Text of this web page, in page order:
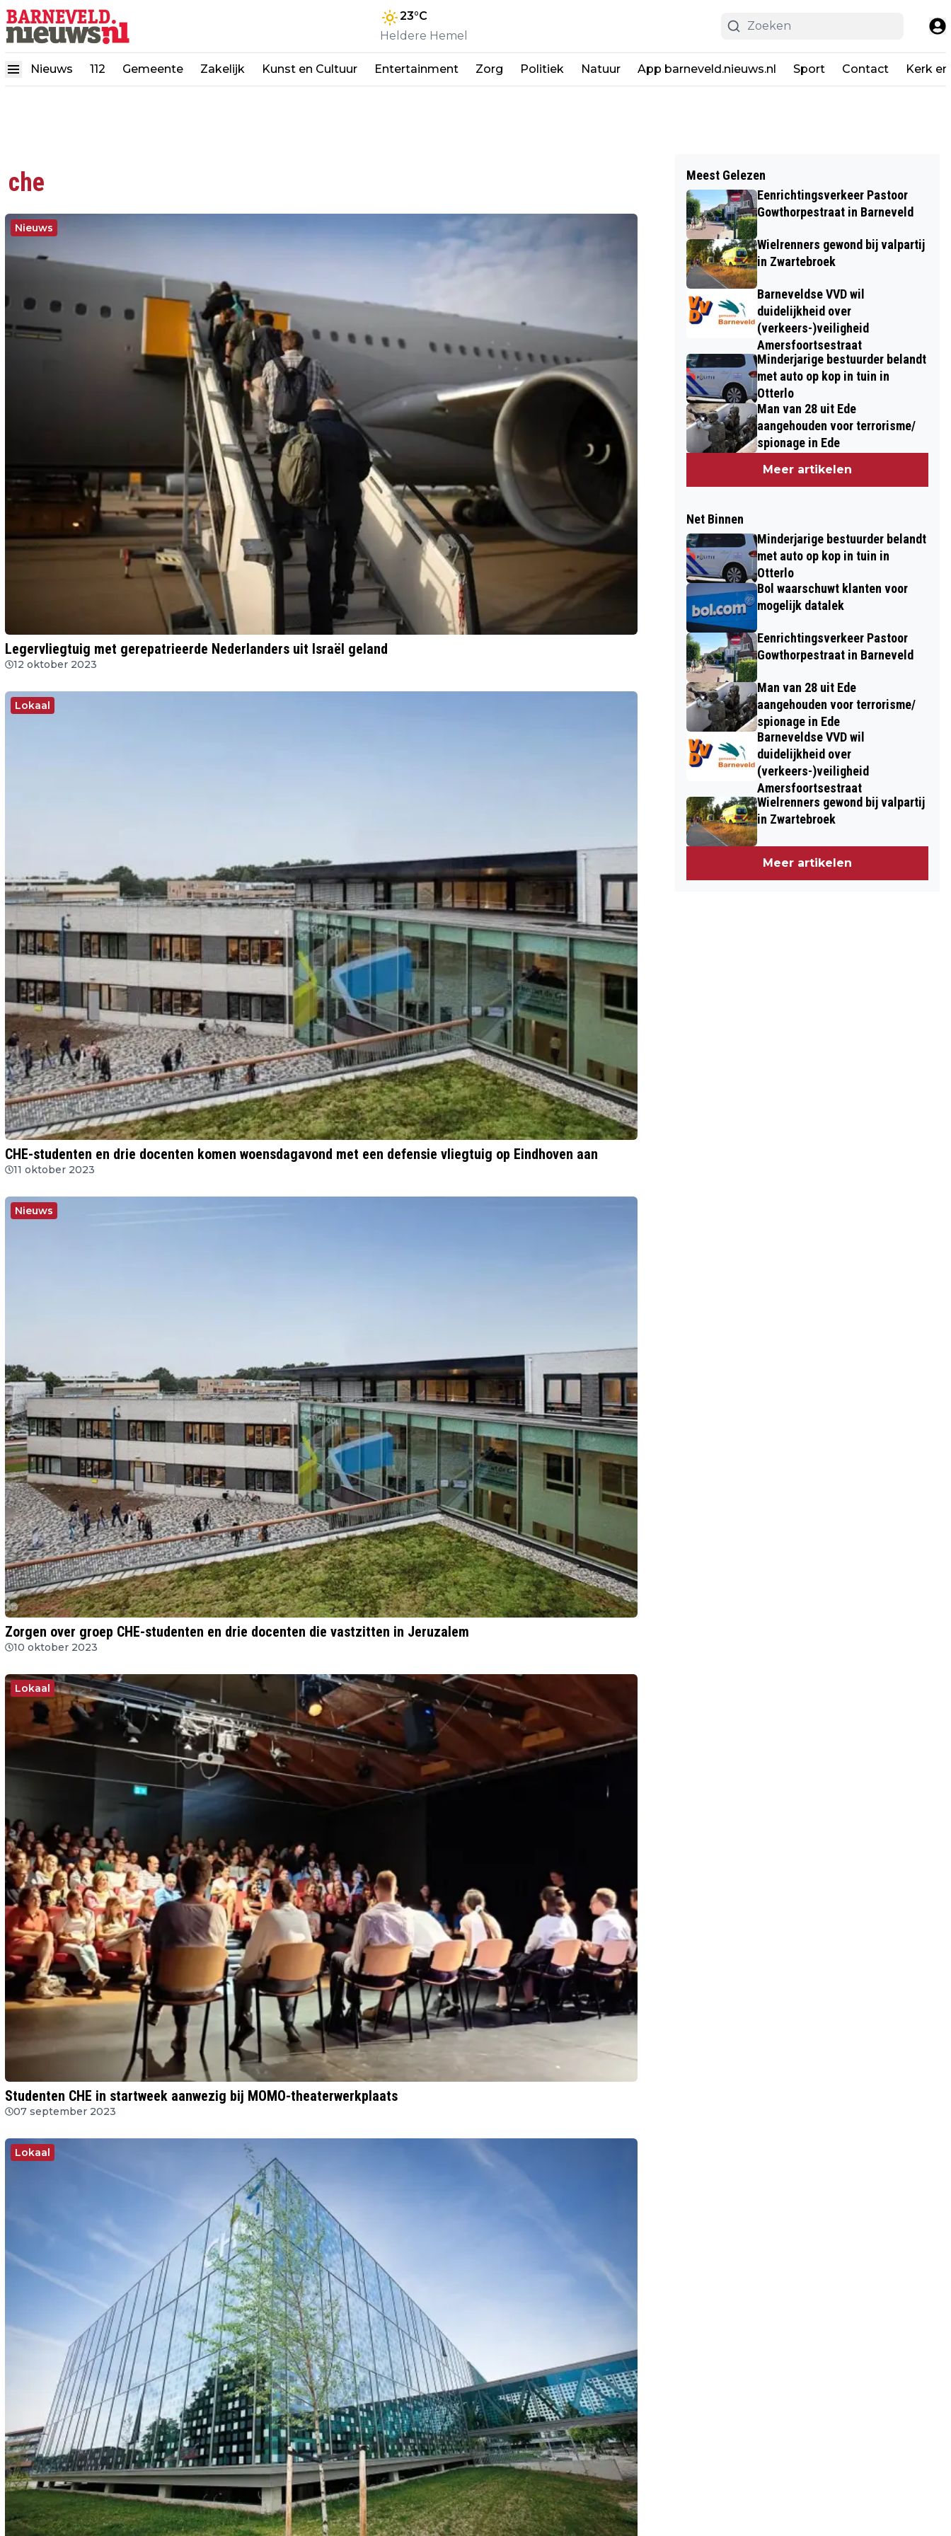
23°C
Heldere Hemel
Nieuws 112 Gemeente Zakelijk Kunst en Cultuur Entertainment Zorg Politiek Natuur App barneveld.nieuws.nl Sport Contact Kerk
che
Nieuws
Legervliegtuig met gerepatrieerde Nederlanders uit Israël geland
12 oktober 2023
Lokaal
CHE-studenten en drie docenten komen woensdagavond met een defensie vliegtuig op Eindhoven aan
11 oktober 2023
Nieuws
Zorgen over groep CHE-studenten en drie docenten die vastzitten in Jeruzalem
10 oktober 2023
Lokaal
Studenten CHE in startweek aanwezig bij MOMO-theaterwerkplaats
07 september 2023
Lokaal
Meest Gelezen
Eenrichtingsverkeer Pastoor
Gowthorpestraat in Barneveld
Wielrenners gewond bij valpartij
in Zwartebroek
Barneveldse VVD wil
duidelijkheid over
(verkeers-)veiligheid
Amersfoortsestraat
Minderjarige bestuurder belandt
met auto op kop in tuin in
Otterlo
Man van 28 uit Ede
aangehouden voor terrorisme/
spionage in Ede
Meer artikelen
Net Binnen
Minderjarige bestuurder belandt
met auto op kop in tuin in
Otterlo
Bol waarschuwt klanten voor
mogelijk datalek
Eenrichtingsverkeer Pastoor
Gowthorpestraat in Barneveld
Man van 28 uit Ede
aangehouden voor terrorisme/
spionage in Ede
Barneveldse VVD wil
duidelijkheid over
(verkeers-)veiligheid
Amersfoortsestraat
Wielrenners gewond bij valpartij
in Zwartebroek
Meer artikelen